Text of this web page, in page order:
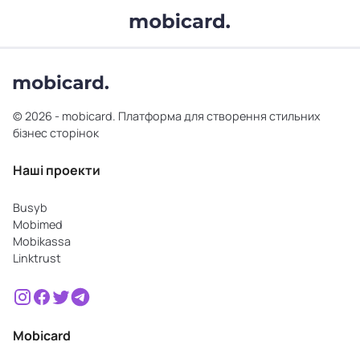
© 2026 - mobicard. Платформа для створення стильних
бізнес сторінок
Наші проекти
Busyb
Mobimed
Mobikassa
Linktrust
Mobicard